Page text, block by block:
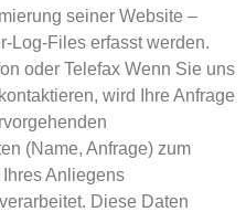
seiner Website –
Log-Files erfasst werden.
oder Telefax Wenn Sie uns
wird Ihre Anfrage
(Name, Anfrage) zum
Anliegens
Diese Daten